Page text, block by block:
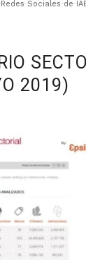
Sociales de
2019)